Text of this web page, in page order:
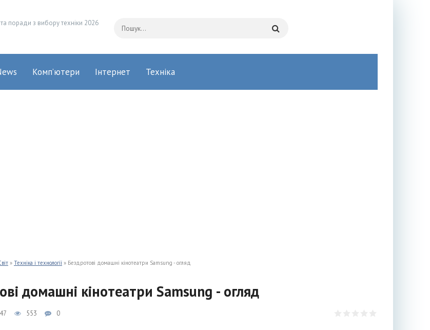
поради з вибору техніки 2026
Комп’ютери Інтернет Техніка
» Техніка і технології » Бездротові домашні кінотеатри Samsung - огляд
домашні кінотеатри Samsung - огляд
553 0